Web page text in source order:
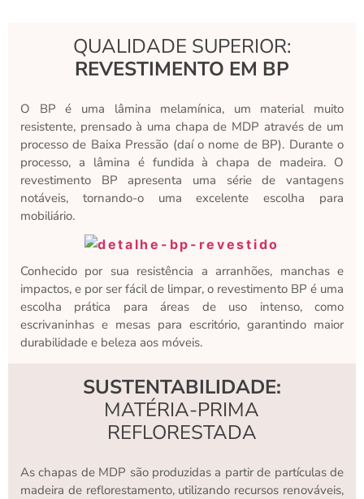
QUALIDADE SUPERIOR:
REVESTIMENTO EM BP
O BP é uma lâmina melamínica, um material muito
resistente, prensado à uma chapa de MDP através de um
processo de Baixa Pressão (daí o nome de BP). Durante o
processo, a lâmina é fundida à chapa de madeira. O
revestimento BP apresenta uma série de vantagens
notáveis, tornando-o uma excelente escolha para
mobiliário.
Conhecido por sua resistência a arranhões, manchas e
impactos, e por ser fácil de limpar, o revestimento BP é uma
escolha prática para áreas de uso intenso, como
escrivaninhas e mesas para escritório, garantindo maior
durabilidade e beleza aos móveis.
SUSTENTABILIDADE:
MATÉRIA-PRIMA
REFLORESTADA
As chapas de MDP são produzidas a partir de partículas de
madeira de reflorestamento, utilizando recursos renováveis,